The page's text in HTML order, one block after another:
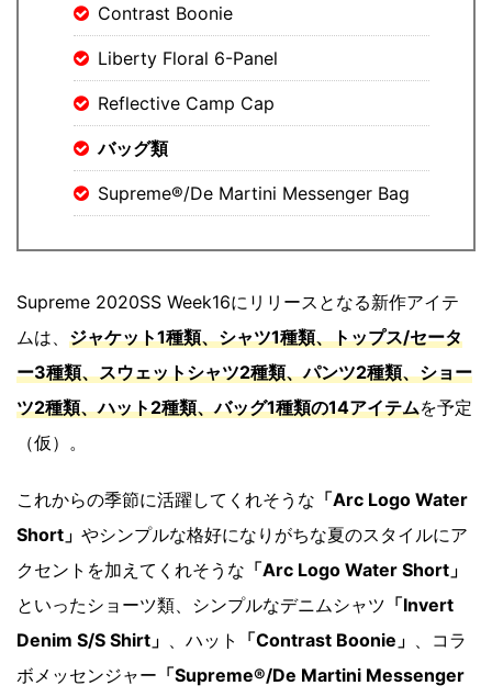
Contrast Boonie
Liberty Floral 6-Panel
Reflective Camp Cap
バッグ類
Supreme®/De Martini Messenger Bag
Supreme 2020SS Week16にリリースとなる新作アイテ
ムは、 ジャケット1種類、シャツ1種類、トップス/セータ
ー3種類、スウェットシャツ2種類、パンツ2種類、ショー
ツ2種類、ハット2種類、バッグ1種類の14アイテムを予定
（仮）。
これからの季節に活躍してくれそうな 「Arc Logo Water
Short」 やシンプルな格好になりがちな夏のスタイルにア
クセントを加えてくれそうな 「Arc Logo Water Short」
といったショーツ類、シンプルなデニムシャツ 「Invert
Denim S/S Shirt」
、ハット 「Contrast Boonie」
、コラ
ボメッセンジャー 「Supreme®/De Martini Messenger